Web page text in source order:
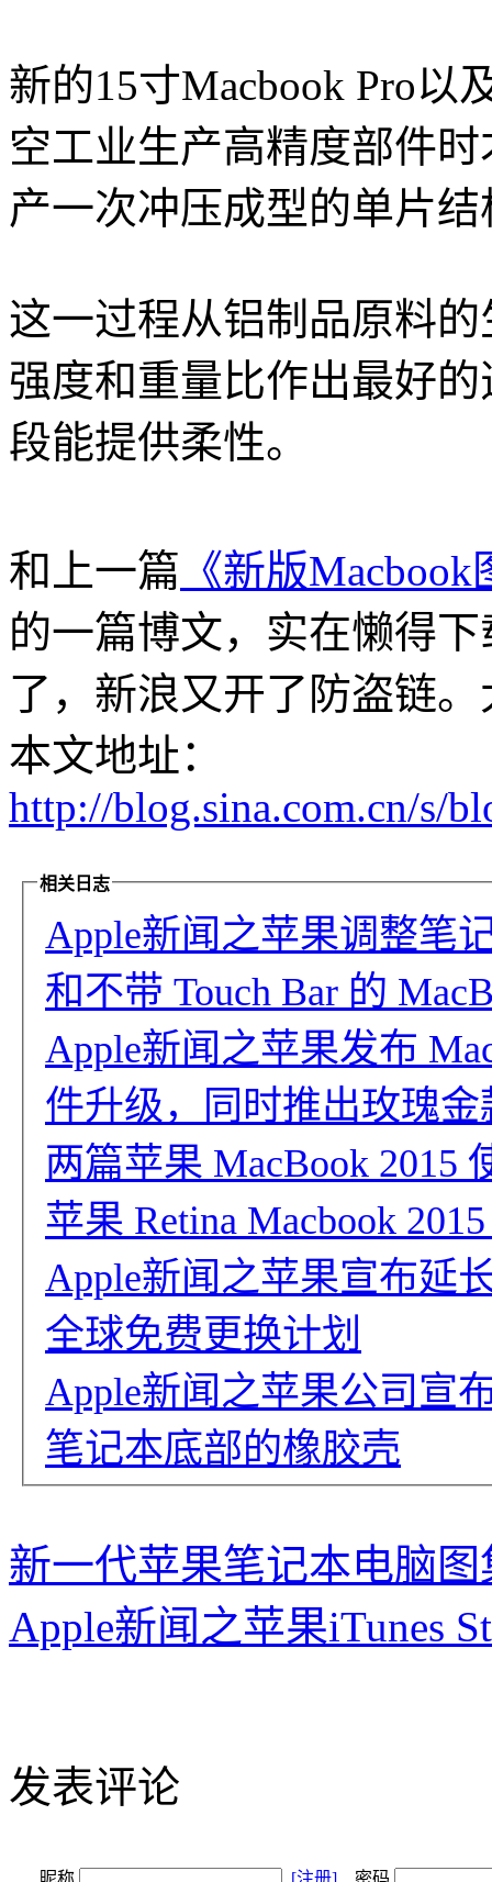
新的15寸Macbook Pro以
空工业生产高精度部件
产一次冲压成型的单片结
这一过程从铝制品原料
强度和重量比作出最好
段能提供柔性。
和上一篇 《新版
的一篇博文，实在懒得
了，新浪又开了防盗链
本文地址：
http://blog.sina.com.cn/s/
相关日志
Apple新闻之苹果调整笔
和不带 Touch Bar 的
Apple新闻之苹果发布
件升级，同时推出玫瑰金
两篇苹果 MacBook 2015
苹果 Retina Macbook
Apple新闻之苹果宣布延
全球免费更换计划
Apple新闻之苹果公司宣
笔记本底部的橡胶壳
新一代苹果笔记本电脑图
Apple新闻之苹果iTunes
发表评论
昵称 [注册] 密码